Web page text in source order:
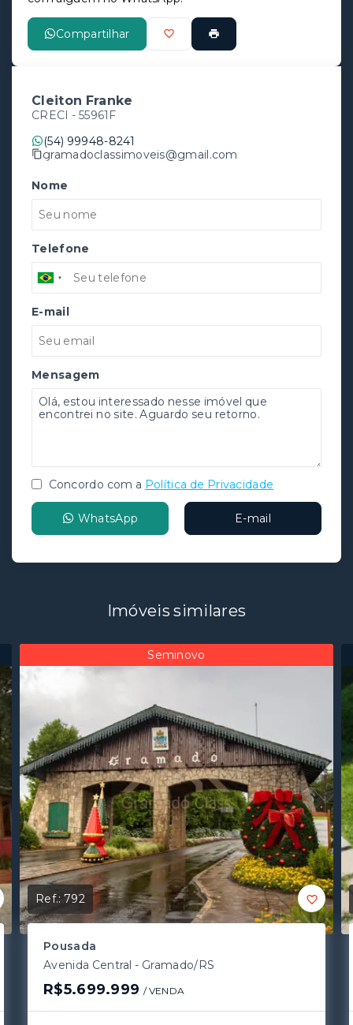
Compartilhar
Cleiton Franke
CRECI - 55961F
(54) 99948-8241
gramadoclassimoveis@gmail.com
Nome
Telefone
E-mail
Mensagem
Concordo com a Política de Privacidade
WhatsApp E-mail
Imóveis similares
Seminovo
Ref.: 792
Pousada
Avenida Central - Gramado/RS
R$5.699.999 / VENDA